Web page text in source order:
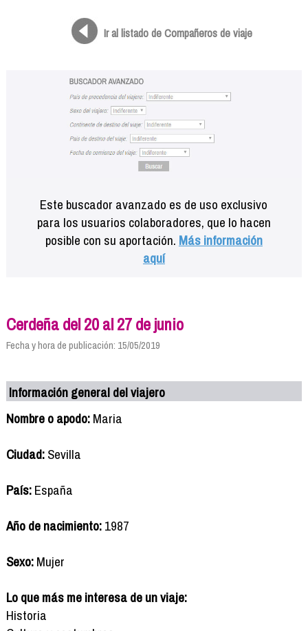
Ir al listado de Compañeros de viaje
Este buscador avanzado es de uso exclusivo
para los usuarios colaboradores, que lo hacen
posible con su aportación. Más información
aquí
Cerdeña del 20 al 27 de junio
Fecha y hora de publicación: 15/05/2019
Información general del viajero
Nombre o apodo:Maria
Ciudad:Sevilla
País:España
Año de nacimiento:1987
Sexo:Mujer
Lo que más me interesa de un viaje:
Historia